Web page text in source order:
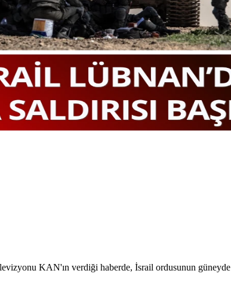
KAN'ın verdiği haberde, İsrail ordusunun güneyde